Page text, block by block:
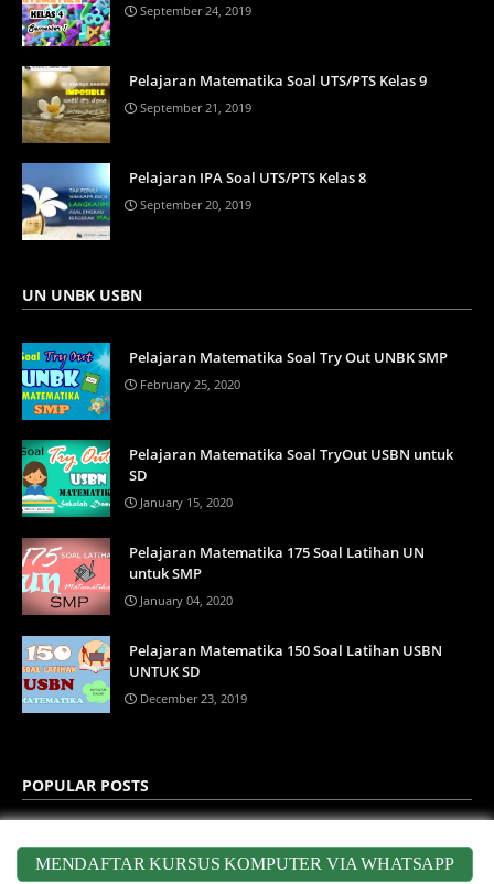
MENDAFTAR KURSUS KOMPUTER VIA WHATSAPP
September 24, 2019
Pelajaran Matematika Soal UTS/PTS Kelas 9
September 21, 2019
Pelajaran IPA Soal UTS/PTS Kelas 8
September 20, 2019
UN UNBK USBN
Pelajaran Matematika Soal Try Out UNBK SMP
February 25, 2020
Pelajaran Matematika Soal TryOut USBN untuk
SD
January 15, 2020
Pelajaran Matematika 175 Soal Latihan UN
untuk SMP
January 04, 2020
Pelajaran Matematika 150 Soal Latihan USBN
UNTUK SD
December 23, 2019
POPULAR POSTS
Kursus Desain Arsitektur Autocad
Senin, Mei 29, 2017